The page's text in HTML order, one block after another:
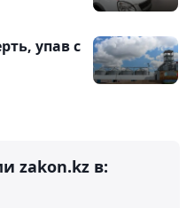
упав с
zakon.kz в: